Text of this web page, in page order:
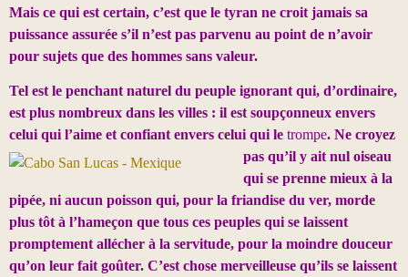
Mais ce qui est certain, c’est que le tyran ne croit jamais sa
puissance assurée s’il n’est pas parvenu au point de n’avoir
pour sujets que des hommes sans valeur.
Tel est le penchant naturel du peuple ignorant qui, d’ordinaire,
est plus nombreux dans les villes : il est soupçonneux envers
celui qui l’aime et confiant envers celui qui le trompe. Ne croyez
pas qu’il y ait nul oiseau
qui se prenne mieux à la
pipée, ni aucun poisson qui, pour la friandise du ver, morde
plus tôt à l’hameçon que tous ces peuples qui se laissent
promptement allécher à la servitude, pour la moindre douceur
qu’on leur fait goûter. C’est chose merveilleuse qu’ils se laissent